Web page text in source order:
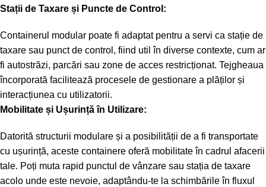
Stații de Taxare și Puncte de Control:
Containerul modular poate fi adaptat pentru a servi ca stație de
taxare sau punct de control, fiind util în diverse contexte, cum ar
fi autostrăzi, parcări sau zone de acces restricționat. Tejgheaua
încorporată facilitează procesele de gestionare a plăților și
interacțiunea cu utilizatorii.
Mobilitate și Ușurință în Utilizare:
Datorită structurii modulare și a posibilității de a fi transportate
cu ușurință, aceste containere oferă mobilitate în cadrul afacerii
tale. Poți muta rapid punctul de vânzare sau stația de taxare
acolo unde este nevoie, adaptându-te la schimbările în fluxul